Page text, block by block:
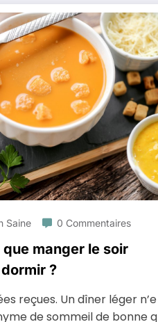
Saine 0 Commentaires
manger le soir
?
reçues. Un dîner léger n’e
de sommeil de bonne q